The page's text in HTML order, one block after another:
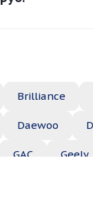
Brilliance
Daewoo
GAC Geely